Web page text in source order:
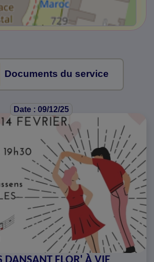
Documents du service
Date : 09/12/25